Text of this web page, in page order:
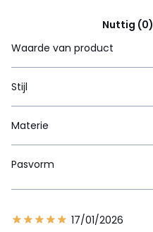
Nuttig (0)
Waarde van product
Stijl
Materie
Pasvorm
17/01/2026